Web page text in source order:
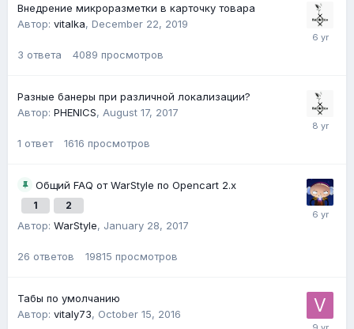
Внедрение микроразметки в карточку товара
Автор: vitalka, December 22, 2019
3 ответа 4089 просмотров
Разные банеры при различной локализации?
Автор: PHENICS, August 17, 2017
1 ответ 1616 просмотров
Общий FAQ от WarStyle по Opencart 2.x
1 2
Автор: WarStyle, January 28, 2017
26 ответов 19815 просмотров
Табы по умолчанию
Автор: vitaly73, October 15, 2016